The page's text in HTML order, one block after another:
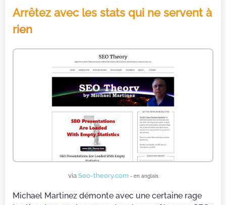
Arrêtez avec les stats qui ne servent à
rien
via Seo-theory.com - en anglais
Michael Martinez démonte avec une certaine rage